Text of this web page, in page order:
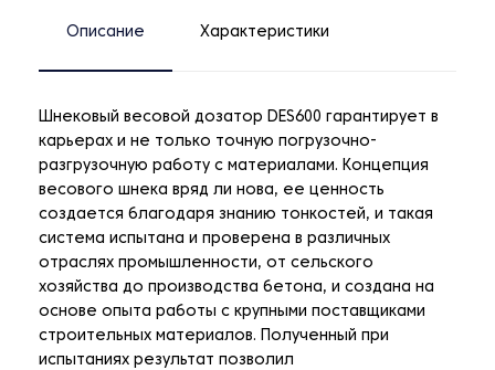
Описание Характеристики
Шнековый весовой дозатор DES600 гарантирует в
карьерах и не только точную погрузочно-
разгрузочную работу с материалами. Концепция
весового шнека вряд ли нова, ее ценность
создается благодаря знанию тонкостей, и такая
система испытана и проверена в различных
отраслях промышленности, от сельского
хозяйства до производства бетона, и создана на
основе опыта работы с крупными поставщиками
строительных материалов. Полученный при
испытаниях результат позволил